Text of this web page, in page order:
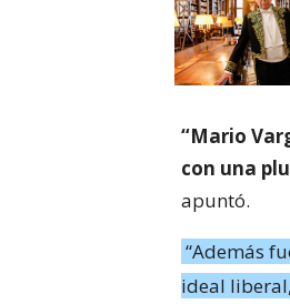
“Mario
con una
apuntó.
“Además
ideal